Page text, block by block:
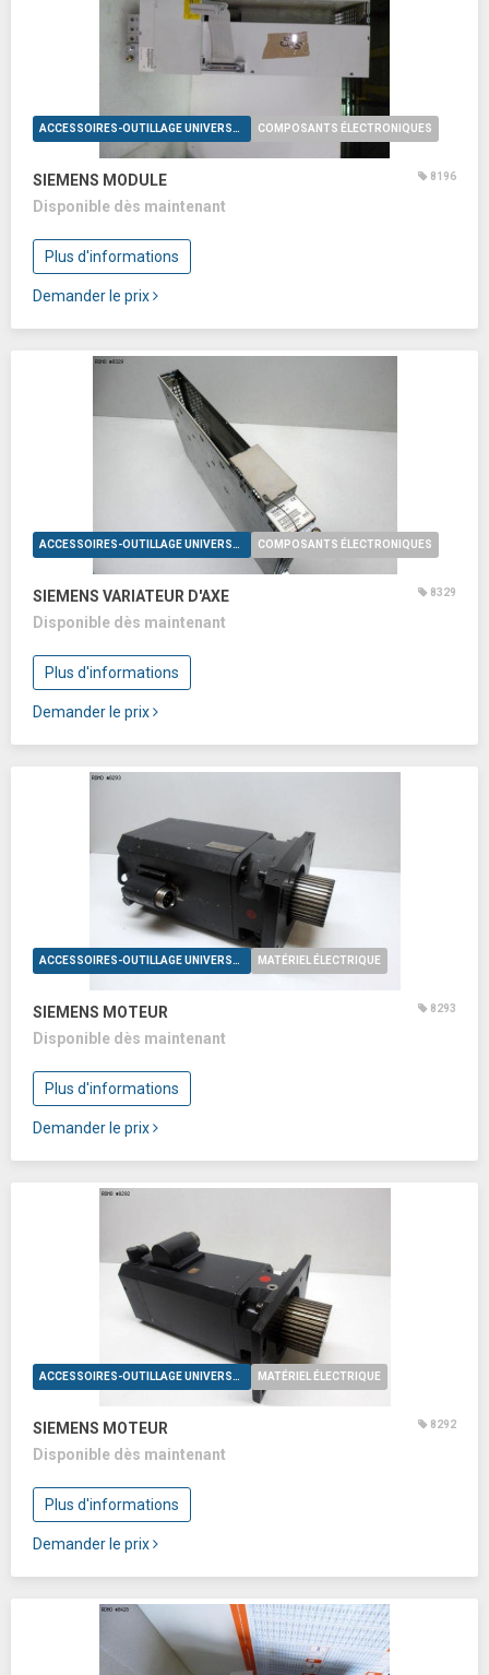
ACCESSOIRES-OUTILLAGE UNIVERSELS COMPOSANTS ÉLECTRONIQUES
SIEMENS MODULE 8196
Disponible dès maintenant
Plus d'informations
Demander le prix
ACCESSOIRES-OUTILLAGE UNIVERSELS COMPOSANTS ÉLECTRONIQUES
SIEMENS VARIATEUR D'AXE 8329
Disponible dès maintenant
Plus d'informations
Demander le prix
ACCESSOIRES-OUTILLAGE UNIVERSELS MATÉRIEL ÉLECTRIQUE
SIEMENS MOTEUR 8293
Disponible dès maintenant
Plus d'informations
Demander le prix
ACCESSOIRES-OUTILLAGE UNIVERSELS MATÉRIEL ÉLECTRIQUE
SIEMENS MOTEUR 8292
Disponible dès maintenant
Plus d'informations
Demander le prix